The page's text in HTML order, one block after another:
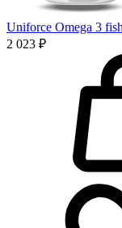
Uniforce Omega 3
2 023 ₽